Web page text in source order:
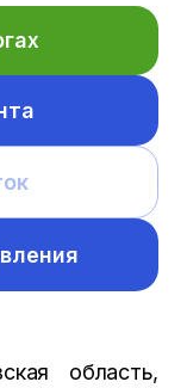
область,